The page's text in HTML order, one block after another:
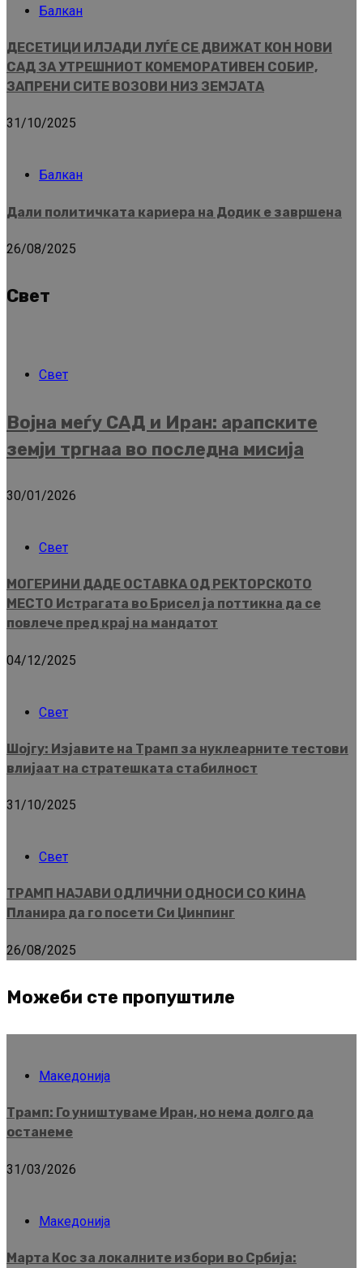
Балкан
ДЕСЕТИЦИ ИЛЈАДИ ЛУЃЕ СЕ ДВИЖАТ КОН НОВИ
САД ЗА УТРЕШНИОТ КОМЕМОРАТИВЕН СОБИР,
ЗАПРЕНИ СИТЕ ВОЗОВИ НИЗ ЗЕМЈАТА
31/10/2025
Балкан
Дали политичката кариера на Додик е завршена
26/08/2025
Свет
Свет
Војна меѓу САД и Иран: арапските
земји тргнаа во последна мисија
30/01/2026
Свет
МОГЕРИНИ ДАДЕ ОСТАВКА ОД РЕКТОРСКОТО
МЕСТО Истрагата во Брисел ја поттикна да се
повлече пред крај на мандатот
04/12/2025
Свет
Шојгу: Изјавите на Трамп за нуклеарните тестови
влијаат на стратешката стабилност
31/10/2025
Свет
ТРАМП НАЈАВИ ОДЛИЧНИ ОДНОСИ СО КИНА
Планира да го посети Си Џинпинг
26/08/2025
Можеби сте пропуштиле
Македонија
Трамп: Го уништуваме Иран, но нема долго да
останеме
31/03/2026
Македонија
Марта Кос за локалните избори во Србија: